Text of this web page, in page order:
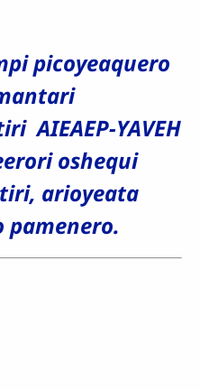
picoyeaquero
AIEAEP-YAVEH
oshequi
arioyeata